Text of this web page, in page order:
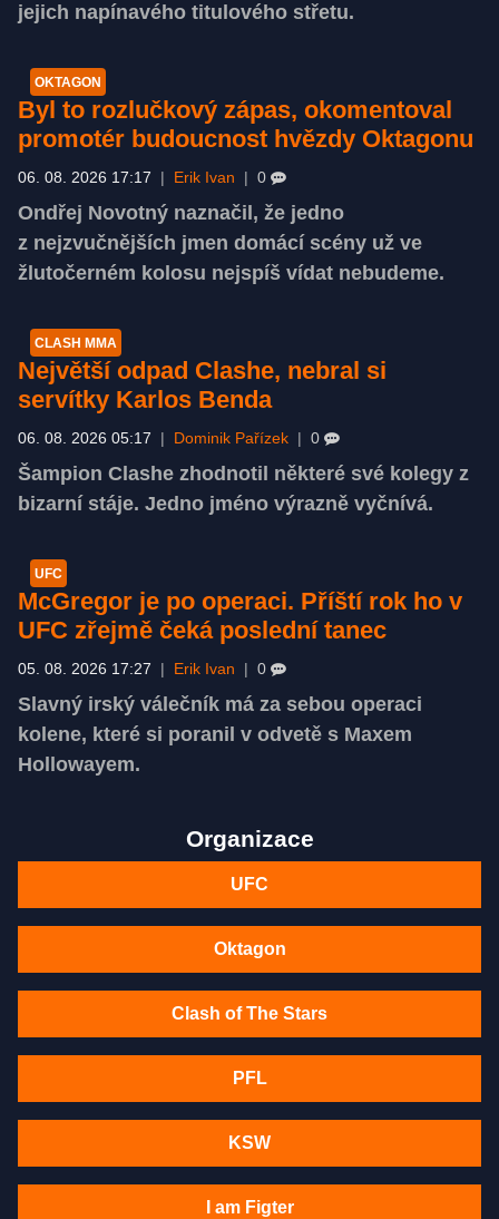
jejich napínavého titulového střetu.
OKTAGON
Byl to rozlučkový zápas, okomentoval
promotér budoucnost hvězdy Oktagonu
06. 08. 2026 17:17 Erik Ivan 0
Ondřej Novotný naznačil, že jedno
z nejzvučnějších jmen domácí scény už ve
žlutočerném kolosu nejspíš vídat nebudeme.
CLASH MMA
Největší odpad Clashe, nebral si
servítky Karlos Benda
06. 08. 2026 05:17 Dominik Pařízek 0
Šampion Clashe zhodnotil některé své kolegy z
bizarní stáje. Jedno jméno výrazně vyčnívá.
UFC
McGregor je po operaci. Příští rok ho v
UFC zřejmě čeká poslední tanec
05. 08. 2026 17:27 Erik Ivan 0
Slavný irský válečník má za sebou operaci
kolene, které si poranil v odvetě s Maxem
Hollowayem.
Organizace
UFC
Oktagon
Clash of The Stars
PFL
KSW
I am Figter